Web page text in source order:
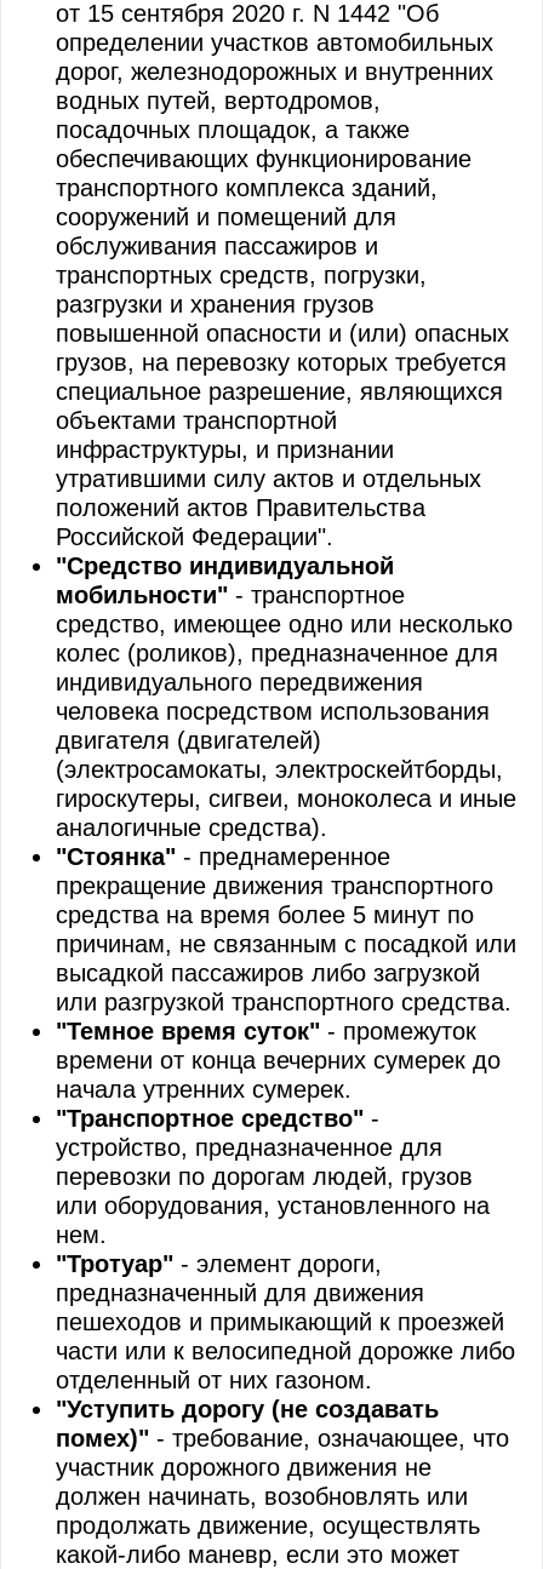
от 15 сентября 2020 г. N 1442 "Об
определении участков автомобильных
дорог, железнодорожных и внутренних
водных путей, вертодромов,
посадочных площадок, а также
обеспечивающих функционирование
транспортного комплекса зданий,
сооружений и помещений для
обслуживания пассажиров и
транспортных средств, погрузки,
разгрузки и хранения грузов
повышенной опасности и (или) опасных
грузов, на перевозку которых требуется
специальное разрешение, являющихся
объектами транспортной
инфраструктуры, и признании
утратившими силу актов и отдельных
положений актов Правительства
Российской Федерации".
"Средство индивидуальной
мобильности" - транспортное
средство, имеющее одно или несколько
колес (роликов), предназначенное для
индивидуального передвижения
человека посредством использования
двигателя (двигателей)
(электросамокаты, электроскейтборды,
гироскутеры, сигвеи, моноколеса и иные
аналогичные средства).
"Стоянка" - преднамеренное
прекращение движения транспортного
средства на время более 5 минут по
причинам, не связанным с посадкой или
высадкой пассажиров либо загрузкой
или разгрузкой транспортного средства.
"Темное время суток" - промежуток
времени от конца вечерних сумерек до
начала утренних сумерек.
"Транспортное средство" -
устройство, предназначенное для
перевозки по дорогам людей, грузов
или оборудования, установленного на
нем.
"Тротуар" - элемент дороги,
предназначенный для движения
пешеходов и примыкающий к проезжей
части или к велосипедной дорожке либо
отделенный от них газоном.
"Уступить дорогу (не создавать
помех)" - требование, означающее, что
участник дорожного движения не
должен начинать, возобновлять или
продолжать движение, осуществлять
какой-либо маневр, если это может